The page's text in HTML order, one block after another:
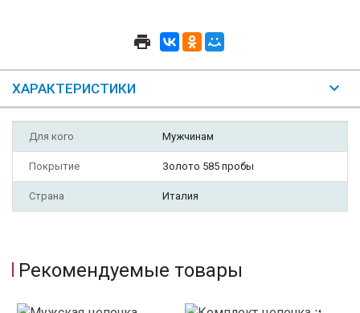
ХАРАКТЕРИСТИКИ
Для кого Мужчинам
Покрытие Золото 585 пробы
Страна Италия
Рекомендуемые товары